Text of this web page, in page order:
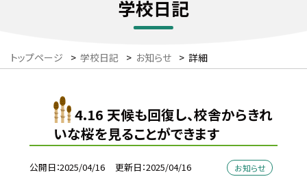
学校日記
トップページ > 学校日記 > お知らせ > 詳細
4.16 天候も回復し、校舎からきれ
いな桜を見ることができます
公開日 2025/04/16 更新日 2025/04/16 お知らせ